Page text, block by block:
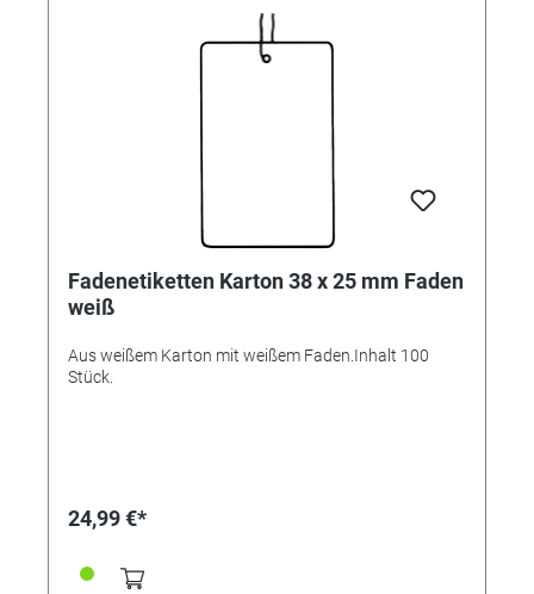
Fadenetiketten Karton 38 x 25 mm Faden
weiß
Aus weißem Karton mit weißem Faden.Inhalt 100
Stück.
24,99 €*